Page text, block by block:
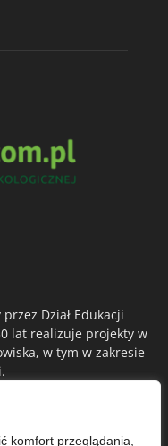
komfort przeglądania,
Dział Edukacji
lat realizuje projekty w
w tym w zakresie